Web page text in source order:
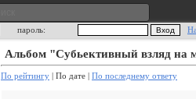
пароль:
Альбом "Субьективный взляд на
По рейтингу | По дате | По последнему ответу